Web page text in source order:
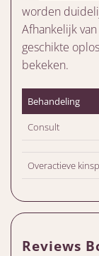
worden
Afhankelijk
geschikte
bekeken.
Behandeling
Consult
Overactieve
Reviews